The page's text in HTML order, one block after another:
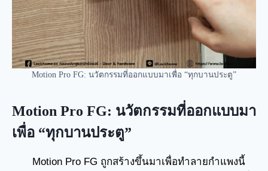
Motion Pro FG: นวัตกรรมที่ออกแบบมาเพื่อ “ทุกบานประตู”
Motion Pro FG: นวัตกรรมที่ออกแบบมา
เพื่อ “ทุกบานประตู”
Motion Pro FG ถูกสร้างขึ้นมาเพื่อทำลายกำแพงนี้